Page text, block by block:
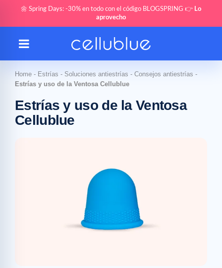
🌼 Spring Days: -30% en todo con el código BLOGSPRING 👉 Lo
aprovecho
Home - Estrías - Soluciones antiestrías - Consejos antiestrías -
Estrías y uso de la Ventosa Cellublue
Estrías y uso de la Ventosa
Cellublue